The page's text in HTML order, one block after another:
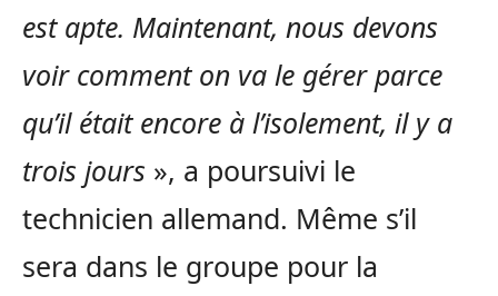
est apte. Maintenant, nous devons
voir comment on va le gérer parce
qu’il était encore à l’isolement, il y a
trois jours », a poursuivi le
technicien allemand. Même s’il
sera dans le groupe pour la